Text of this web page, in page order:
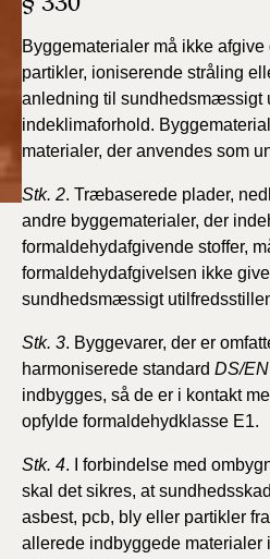
2022)
BR18 (1/1 - 30/6
2022)
BR18 (29/6 - 31/12
2021)
BR18 (1/1-29/6
2021)
BR18 (1/7-31/12
BR18 (10/3-30/6
2020)
BR18 (4/7-31/12
2019)
Byggematerialer må ikke afgive
partikler, ioniserende stråling
anledning til sundhedsmæssigt
indeklimaforhold.
materialer, der anvendes som
Stk. 2. Træbaserede plader,
andre byggematerialer, der
formaldehydafgivende stoffer,
formaldehydafgivelsen ikke
sundhedsmæssigt
Stk. 3. Byggevarer, der er
harmoniserede standard DS/
indbygges, så de er i kontakt
opfylde formaldehydklasse E1.
Stk. 4. I forbindelse med
skal det sikres, at
asbest, pcb, bly eller partikler
allerede indbyggede materialer